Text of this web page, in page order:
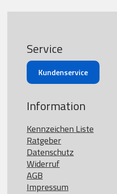
Service
Kundenservice
Information
Kennzeichen Liste
Ratgeber
Datenschutz
Widerruf
AGB
Impressum